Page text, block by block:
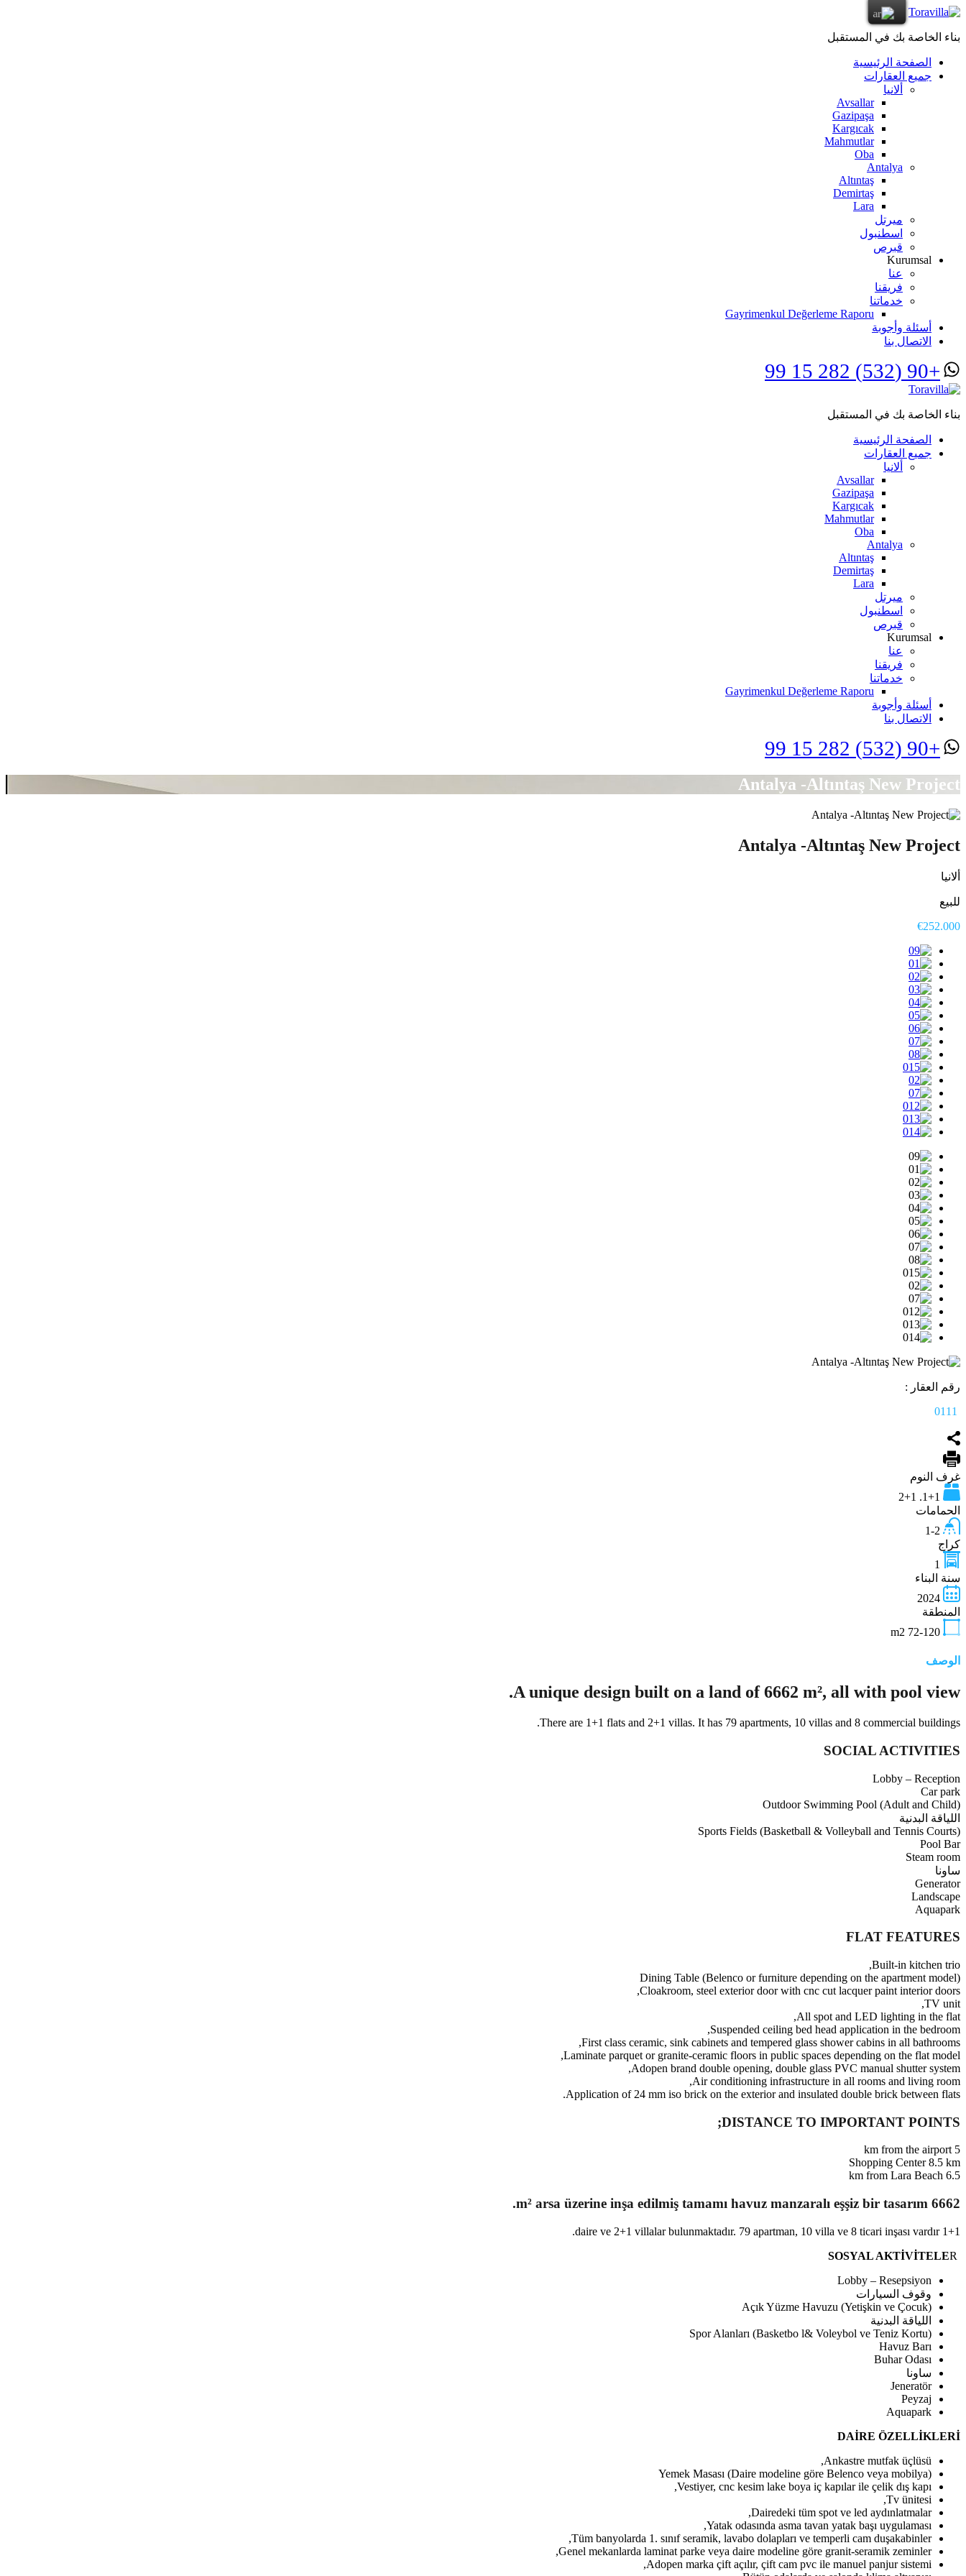
بناء الخاصة بك في المستقبل
الصفحة الرئيسية
جميع العقارات
ألانيا
Avsallar
Gazipaşa
Kargıcak
Mahmutlar
Oba
Antalya
Altıntaş
Demirtaş
Lara
ميرتل
اسطنبول
قبرص
Kurumsal
عنا
فريقنا
خدماتنا
Gayrimenkul Değerleme Raporu
أسئلة وأجوبة
الاتصال بنا
+90 (532) 282 15 99
بناء الخاصة بك في المستقبل
الصفحة الرئيسية
جميع العقارات
ألانيا
Avsallar
Gazipaşa
Kargıcak
Mahmutlar
Oba
Antalya
Altıntaş
Demirtaş
Lara
ميرتل
اسطنبول
قبرص
Kurumsal
عنا
فريقنا
خدماتنا
Gayrimenkul Değerleme Raporu
أسئلة وأجوبة
الاتصال بنا
+90 (532) 282 15 99
Antalya -Altıntaş New Project
Antalya -Altıntaş New Project
ألانيا
للبيع
€252.000
رقم العقار :
غرف النوم
1+1. 2+1
الحمامات
1-2
كراج
1
سنة البناء
2024
المنطقة
72-120
m2
الوصف
A unique design built on a land of 6662 m², all with pool view.
There are 1+1 flats and 2+1 villas. It has 79 apartments, 10 villas and 8 commercial buildings.
SOCIAL ACTIVITIES
Lobby – Reception
Car park
Outdoor Swimming Pool (Adult and Child)
اللياقة البدنية
Sports Fields (Basketball & Volleyball and Tennis Courts)
Pool Bar
Steam room
ساونا
Generator
Landscape
Aquapark
FLAT FEATURES
Built-in kitchen trio,
Dining Table (Belenco or furniture depending on the apartment model)
Cloakroom, steel exterior door with cnc cut lacquer paint interior doors,
TV unit,
All spot and LED lighting in the flat,
Suspended ceiling bed head application in the bedroom,
First class ceramic, sink cabinets and tempered glass shower cabins in all bathrooms,
Laminate parquet or granite-ceramic floors in public spaces depending on the flat model,
Adopen brand double opening, double glass PVC manual shutter system,
Air conditioning infrastructure in all rooms and living room,
Application of 24 mm iso brick on the exterior and insulated double brick between flats.
DISTANCE TO IMPORTANT POINTS;
5 km from the airport
Shopping Center 8.5 km
6.5 km from Lara Beach
6662 m² arsa üzerine inşa edilmiş tamamı havuz manzaralı eşşiz bir tasarım.
1+1 daire ve 2+1 villalar bulunmaktadır. 79 apartman, 10 villa ve 8 ticari inşası vardır.
R
Lobby – Resepsiyon
وقوف السيارات
Açık Yüzme Havuzu (Yetişkin ve Çocuk)
اللياقة البدنية
Spor Alanları (Basketbo l& Voleybol ve Teniz Kortu)
Havuz Barı
Buhar Odası
ساونا
Jeneratör
Peyzaj
Aquapark
DAİRE ÖZELLİKLERİ
Ankastre mutfak üçlüsü,
Yemek Masası (Daire modeline göre Belenco veya mobilya)
Vestiyer, cnc kesim lake boya iç kapılar ile çelik dış kapı,
Tv ünitesi,
Dairedeki tüm spot ve led aydınlatmalar,
Yatak odasında asma tavan yatak başı uygulaması,
Tüm banyolarda 1. sınıf seramik, lavabo dolapları ve temperli cam duşakabinler,
Genel mekanlarda laminat parke veya daire modeline göre granit-seramik zeminler,
Adopen marka çift açılır, çift cam pvc ile manuel panjur sistemi,